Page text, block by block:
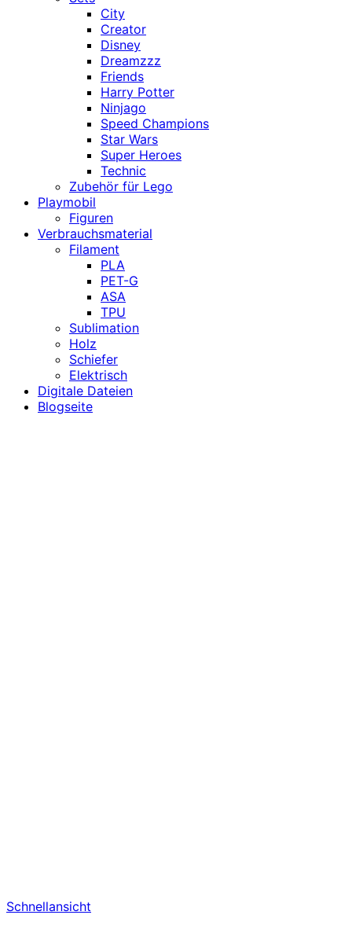
City
Creator
Disney
Dreamzzz
Friends
Harry Potter
Ninjago
Speed Champions
Star Wars
Super Heroes
Technic
Zubehör für Lego
Playmobil
Figuren
Verbrauchsmaterial
Filament
PLA
PET-G
ASA
TPU
Sublimation
Holz
Schiefer
Elektrisch
Digitale Dateien
Blogseite
Schnellansicht